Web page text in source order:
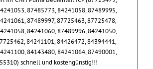
87485773, 84241058, 87489995,
87489997, 87725463, 87725478,
84241060, 87489996, 84241050,
84241101, 84426472, 84394441,
84143480, 84241064, 87490001,
schnell und kostengünstig!!!